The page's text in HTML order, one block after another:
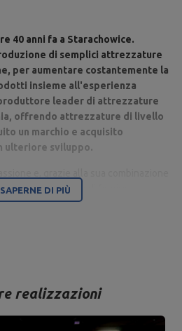
40 anni fa a Starachowice.
di semplici attrezzature
per aumentare costantemente la
insieme all'esperienza
leader di attrezzature
offrendo attrezzature di livello
un marchio e acquisito
ulteriore sviluppo.
siamo in grado di fornire
realizzate con attenzione ai
contatto con i clienti, da cui partono i
da Starachowice.
DI PIÙ
realizzazioni